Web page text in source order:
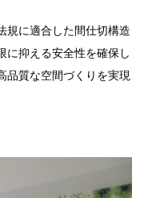
規に適合した間仕切構造
に抑える安全性を確保し
品質な空間づくりを実現